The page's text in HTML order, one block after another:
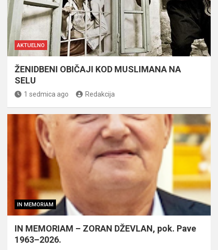
AKTUELNO
ŽENIDBENI OBIČAJI KOD MUSLIMANA NA
SELU
1 sedmica ago Redakcija
IN MEMORIAM
IN MEMORIAM – ZORAN DŽEVLAN, pok. Pave
1963–2026.